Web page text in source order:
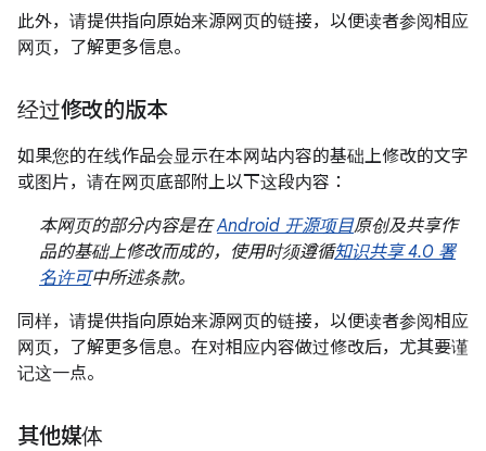
此外，请提供指向原始来源网页的链接，以便读者参阅相应
网页，了解更多信息。
经过修改的版本
如果您的在线作品会显示在本网站内容的基础上修改的文字
或图片，请在网页底部附上以下这段内容：
本网页的部分内容是在Android 开源项目原创及共享作
品的基础上修改而成的，使用时须遵循知识共享 4.0 署
名许可中所述条款。
同样，请提供指向原始来源网页的链接，以便读者参阅相应
网页，了解更多信息。在对相应内容做过修改后，尤其要谨
记这一点。
其他媒体